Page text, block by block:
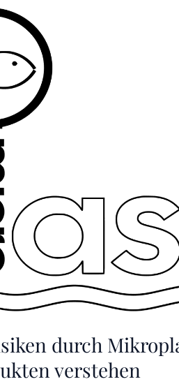
durch
verstehen